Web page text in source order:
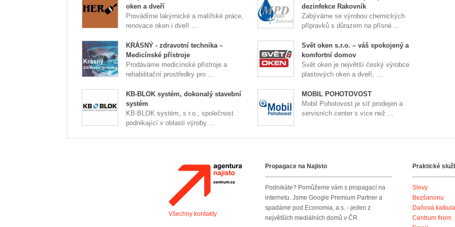
oken a dveří
Provádíme lakýrnické a malířské práce,
renovace oken i dveří ...
dezinfekce Rakovník
Zabýváme se výrobou chemických
přípravků s důrazem na přísné ...
KRÁSNÝ - zdravotní technika –
Medicínské přístroje
Prodáváme medicínské přístroje a
rehabilitační prostředky pro ...
Svět oken s.r.o. – váš spokojený a
komfortní domov
Svět oken je největší český výrobce
plastových oken a dveří, ...
KB-BLOK systém, dokonalý stavební
systém
KB-BLOK systém, s r.o., společnost
podnikající v oblasti výroby ...
MOBIL POHOTOVOST
Mobil Pohotovost je síť prodejen a
servisních center s více než ...
Agentura Najisto
Všechny kontakty
Propagace na Najisto
Podnikáte? Pomůžeme vám s propagací na
internetu. Jsme Google Premium Partner a
spadáme pod Economia, a.s. - jeden z
největších mediálních domů v ČR.
Praktické
Slevy
Bezšanonu
Daňová
Centrum firem